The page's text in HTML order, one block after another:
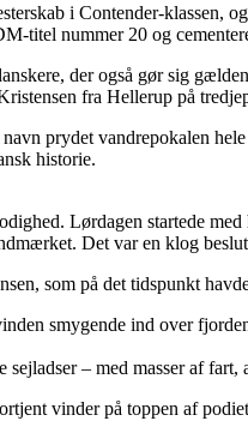
i Contender-
titel nummer 20 og
der også gør sig
fra Hellerup på
prydet vandrepokalen
historie.
Lørdagen startede
Det var en klog
som på det tidspunkt
smygende ind over
– med masser af
vinder på toppen af